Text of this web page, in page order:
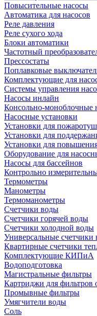
Повысительные насосы
Автоматика для насосов
Реле давления
Реле сухого хода
Блоки автоматики
Частотный
Прессостаты
Поплавковые
Комплектующие для
Системы управления
Насосы инлайн
Консольно-моноблочные
Насосные установки
Установки для
Установки для
Установки для
Оборудование для
Насосы для бассейнов
Контрольно
Термометры
Манометры
Термоманометры
Счетчики воды
Счетчики горячей воды
Счетчики холодной воды
Универсальные счетчики
Квартирные счетчики
Комплектующие КИПиА
Водоподготовка
Магистральные фильтры
Картриджи для фильтров
Промывные фильтры
Умягчители воды
Соль